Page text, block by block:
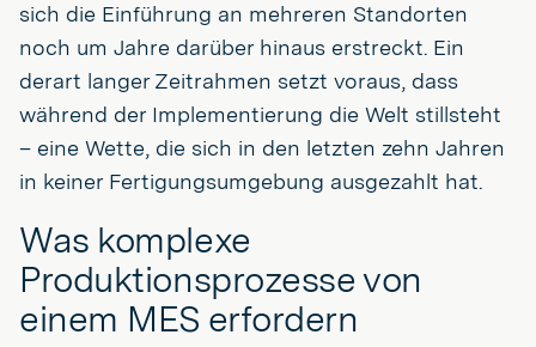
sich die Einführung an mehreren Standorten
noch um Jahre darüber hinaus erstreckt. Ein
derart langer Zeitrahmen setzt voraus, dass
während der Implementierung die Welt stillsteht
– eine Wette, die sich in den letzten zehn Jahren
in keiner Fertigungsumgebung ausgezahlt hat.
Was komplexe
Produktionsprozesse von
einem MES erfordern